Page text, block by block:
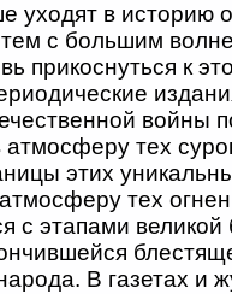
уходят в историю
с большим
прикоснуться к
войны
атмосферу тех
этих
тех
с этапами великой
В газетах и